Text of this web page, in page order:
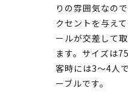
りの雰囲気なの
クセントを与え
ールが交差して
ます。サイズは
客時には3～4人
ーブルです。